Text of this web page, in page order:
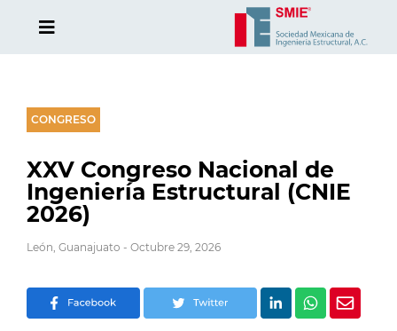
CONGRESO
XXV Congreso Nacional de
Ingeniería Estructural (CNIE
2026)
León, Guanajuato - Octubre 29, 2026